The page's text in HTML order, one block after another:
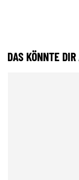
DAS KÖNNTE